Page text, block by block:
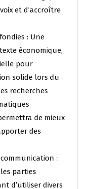
et d’accroître
: Une
économique,
pour
solide lors du
recherches
de mieux
des
:
parties
d’utiliser divers